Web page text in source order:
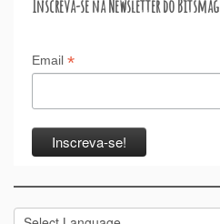
Inscreva-se na Newsletter do Bitsmag
Email *